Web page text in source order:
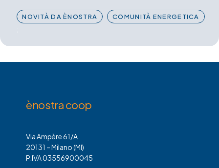
NOVITÀ DA ÈNOSTRA COMUNITÀ ENERGETICA
;
ènostra coop
Via Ampère 61/A
20131 – Milano (MI)
P.IVA 03556900045